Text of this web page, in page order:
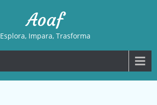
Aoaf
Esplora, Impara, Trasforma